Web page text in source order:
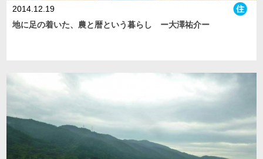
2014.12.19
地に足の着いた、農と暦という暮らし ー大澤祐介ー